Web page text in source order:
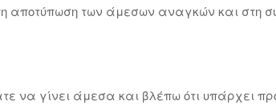
αποτύπωση των άμεσων αναγκών και στη
να γίνει άμεσα και βλέπω ότι υπάρχει